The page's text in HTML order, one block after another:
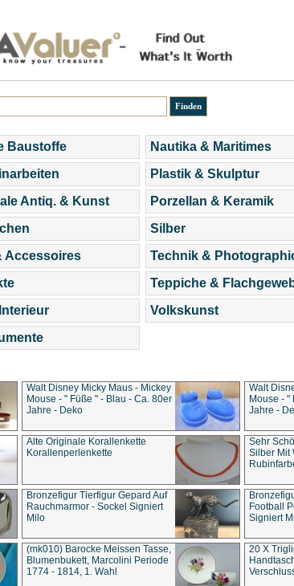
Baustoffe
Antiq. & Kunst
Accessoires
Nautika & Maritimes
Plastik & Skulptur
Porzellan & Keramik
Silber
Technik &
Teppiche &
Volkskunst
Walt Disney Micky Maus - Mickey
Mouse - " Füße " - Blau - Ca. 80er
Jahre - Deko
Walt
Mouse - "
Jahre -
Alte Originale Korallenkette
Korallenperlenkette
Sehr
Silber Mit
Bronzefigur Tierfigur Gepard Auf
Rauchmarmor - Sockel Signiert
Milo
Football
Signiert
(mk010) Barocke Meissen Tasse,
Blumenbukett, Marcolini Periode
1774 - 1814, 1. Wahl
20 X